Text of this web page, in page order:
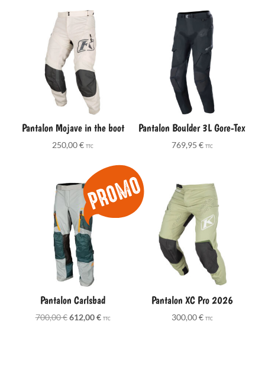
était :
970,00 €.
Pantalon Mojave in the boot
250,00€ TTC
Pantalon Boulder 3L Gore-Tex
769,95 € TTC
Pantalon Carlsbad
700,00€Le
612,00€Le
TTC
Pantalon XC Pro 2026
300,00€ TTC